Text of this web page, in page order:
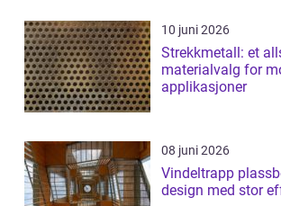
10 juni 2026
Strekkmetall: et
materialvalg for
applikasjoner
08 juni 2026
Vindeltrapp plassbesparende
design med stor